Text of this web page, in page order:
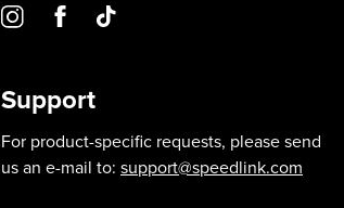
Support
For product-specific requests, please send
us an e-mail to: support@speedlink.com